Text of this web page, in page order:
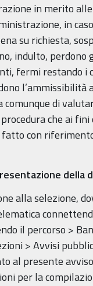
in merito
in
su richiesta,
indulto, perdono
fermi restando i
l’ammissibilità
di
che ai
fatto con
della
alla selezione,
il percorso >
> Avvisi
al presente
per la